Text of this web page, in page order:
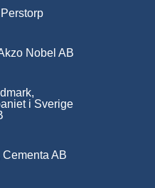
Nobel AB
i Sverige
AB